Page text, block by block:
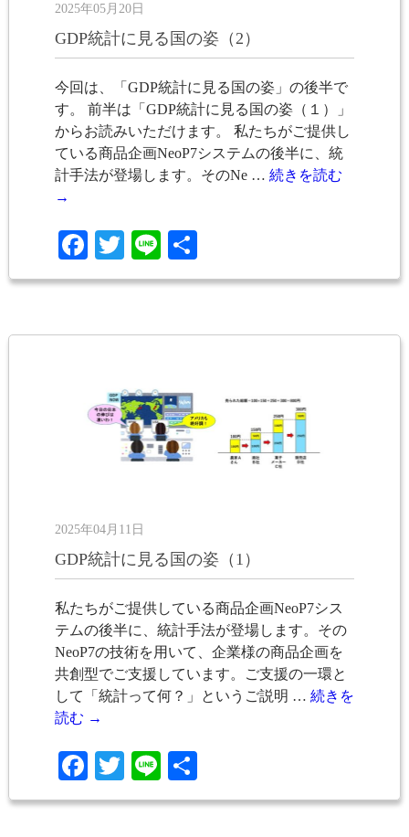
2025年05月20日
GDP統計に見る国の姿（2）
今回は、「GDP統計に見る国の姿」の後半で
す。 前半は「GDP統計に見る国の姿（１）」
からお読みいただけます。 私たちがご提供し
ている商品企画NeoP7システムの後半に、統
計手法が登場します。そのNe … 続きを読む
→
Facebook
Twitter
Line
有
2025年04月11日
GDP統計に見る国の姿（1）
私たちがご提供している商品企画NeoP7シス
テムの後半に、統計手法が登場します。その
NeoP7の技術を用いて、企業様の商品企画を
共創型でご支援しています。ご支援の一環と
して「統計って何？」というご説明 … 続きを
読む →
Facebook
Twitter
Line
有